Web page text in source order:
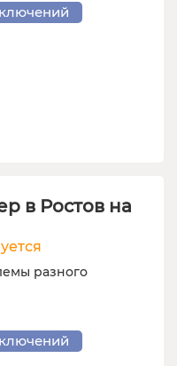
в Ростов на
разного